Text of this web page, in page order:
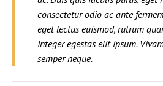
consectetur odio ac ante
eget lectus euismod, rutrum
Integer egestas elit ipsum.
semper neque.